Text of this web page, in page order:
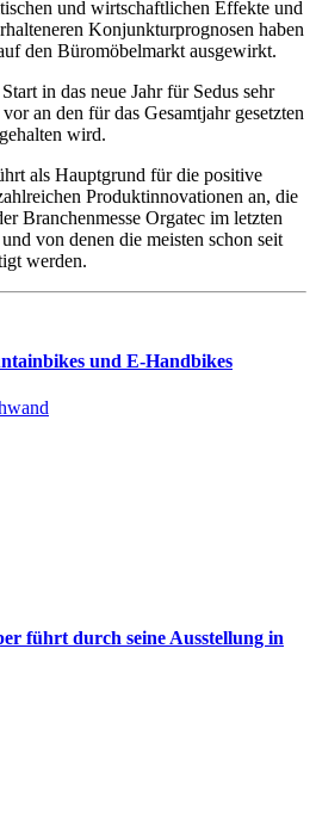
und wirtschaftlichen Effekte und
Konjunkturprognosen haben
den Büromöbelmarkt ausgewirkt.
in das neue Jahr für Sedus sehr
an den für das Gesamtjahr gesetzten
wird.
als Hauptgrund für die positive
Produktinnovationen an, die
Branchenmesse Orgatec im letzten
von denen die meisten schon seit
werden.
und E-Handbikes
führt durch seine Ausstellung in